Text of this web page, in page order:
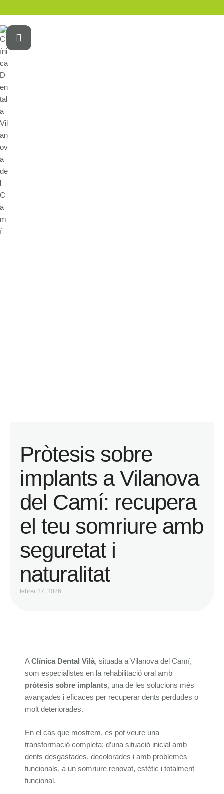
Pròtesis sobre
implants a Vilanova
del Camí: recupera
el teu somriure amb
seguretat i
naturalitat
febrer 27, 2026
AClínica Dental Vilà, situada a Vilanova del Camí,
som especialistes en la rehabilitació oral amb
pròtesis sobre implants, una de les solucions més
avançades i eficaces per recuperar dents perdudes o
molt deteriorades.
En el cas que mostrem, es pot veure una
transformació completa: d’una situació inicial amb
dents desgastades, decolorades i amb problemes
funcionals, a un somriure renovat, estètic i totalment
funcional.